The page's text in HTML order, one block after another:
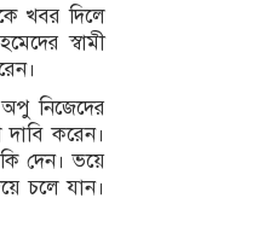
খবর দিলে
স্বামী
নিজেদের
করেন।
দেন। ভয়ে
চলে যান।